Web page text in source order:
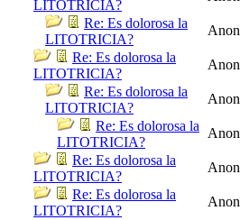
LITOTRICIA?
Re: Es dolorosa la
LITOTRICIA?
Re: Es dolorosa la
LITOTRICIA?
Re: Es dolorosa la
LITOTRICIA?
Re: Es dolorosa la
LITOTRICIA?
Re: Es dolorosa la
LITOTRICIA?
Re: Es dolorosa la
LITOTRICIA?